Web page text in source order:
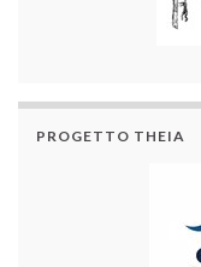
PROGETTO THEIA